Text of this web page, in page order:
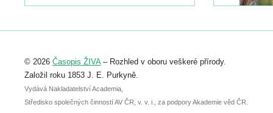
Registrovat se můžete do 6. září.
abstraktu přihlášené přednášky nebo
posteru je už 30. června.
© 2026 Časopis ŽIVA– Rozhled v oboru veškeré přírody.
Založil roku 1853 J. E. Purkyně.
Vydává Nakladatelství Academia,
Středisko společných činností AV ČR, v. v. i., za podpory Akademie věd ČR.